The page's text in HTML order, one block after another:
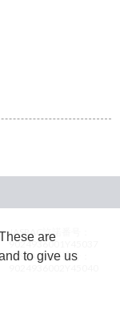
JASRAC許諾番号：
9024936001Y45037
JASRAC許諾番号：
are
to give us